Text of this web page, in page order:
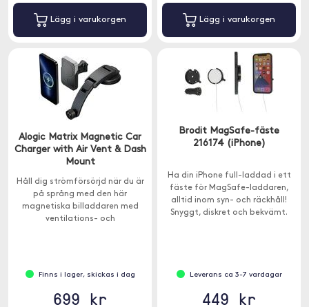
Lägg i varukorgen Lägg i varukorgen
Alogic Matrix Magnetic Car
Charger with Air Vent & Dash
Mount
Håll dig strömförsörjd när du är
på språng med den här
magnetiska billaddaren med
ventilations- och
Finns i lager, skickas i dag
699 kr
Brodit MagSafe-fäste
216174 (iPhone)
Ha din iPhone full-laddad i ett
fäste för MagSafe-laddaren,
alltid inom syn- och räckhåll!
Snyggt, diskret och bekvämt.
Leverans ca 3-7 vardagar
449 kr